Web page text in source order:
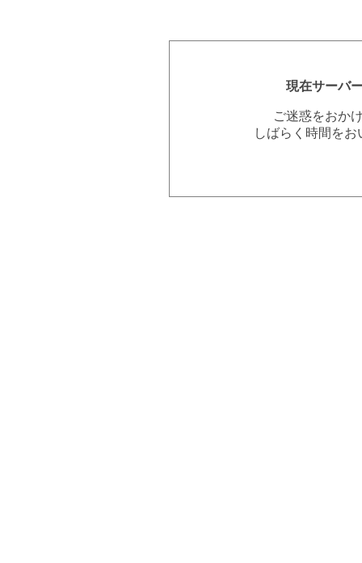
現在サーバ
ご迷惑をおか
しばらく時間を